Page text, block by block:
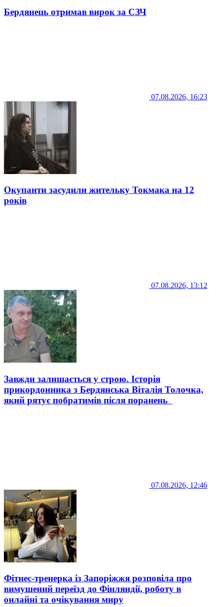
Бердянець отримав вирок за СЗЧ
07.08.2026, 16:23
Окупанти засудили жительку Токмака на 12
років
07.08.2026, 13:12
Завжди залишається у строю. Історія
прикордонника з Бердянська Віталія Толочка,
який рятує побратимів після поранень
07.08.2026, 12:46
Фітнес-тренерка із Запоріжжя розповіла про
вимушений переїзд до Фінляндії, роботу в
онлайні та очікування миру